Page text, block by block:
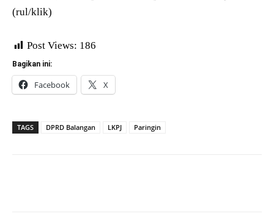
(rul/klik)
Post Views: 186
Bagikan ini:
Facebook X
TAGS DPRD Balangan LKPJ Paringin